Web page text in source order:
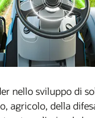
nello sviluppo di
agricolo, della